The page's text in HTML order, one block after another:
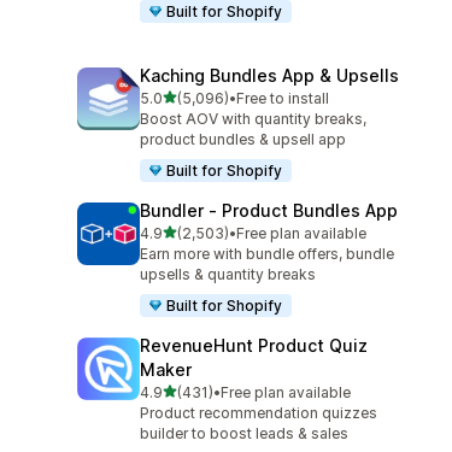
Built for Shopify
Kaching Bundles App & Upsells
5.0เต็ม 5 ดาว
(5,096)
ทั้งหมด 5096 รีวิว
•Free to install
Boost AOV with quantity breaks,
product bundles & upsell app
Built for Shopify
Bundler ‑ Product Bundles App
4.9เต็ม 5 ดาว
(2,503)
ทั้งหมด 2503 รีวิว
•Free plan available
Earn more with bundle offers, bundle
upsells & quantity breaks
Built for Shopify
RevenueHunt Product Quiz
Maker
4.9เต็ม 5 ดาว
(431)
ทั้งหมด 431 รีวิว
•Free plan available
Product recommendation quizzes
builder to boost leads & sales